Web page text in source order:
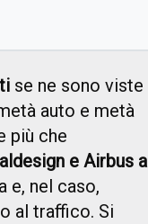
se ne sono viste
auto e metà
più che
e Airbus a
e, nel caso,
al traffico. Si